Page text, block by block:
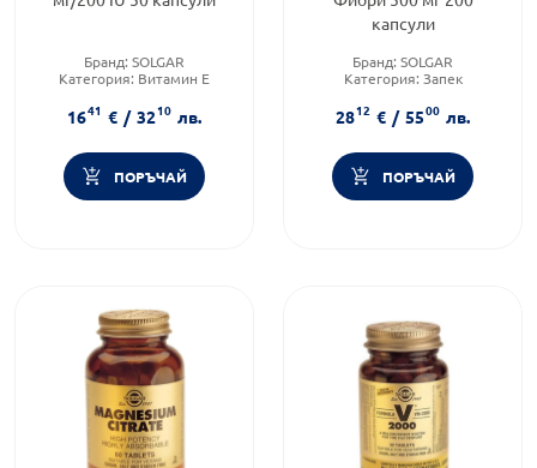
Бранд: SOLGAR
Категория: Витамин E
1641 € / 3210 лв.
ПОРЪЧАЙ
капсули
Бранд: SOLGAR
Категория: Запек
Приложение:перорално
2812 € / 5500 лв.
ПОРЪЧАЙ